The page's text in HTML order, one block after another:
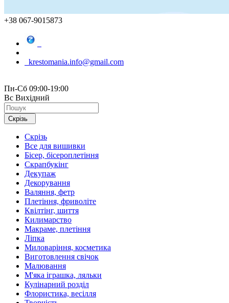
+38 067-9015873
krestomania.info@gmail.com
Пн-Сб 09:00-19:00
Вс Вихідний
Скрізь
Скрізь
Все для вишивки
Бісер, бісероплетіння
Скрапбукінг
Декупаж
Декорування
Валяння, фетр
Плетіння, фриволіте
Квілтінг, шиття
Килимарство
Макраме, плетіння
Ліпка
Миловаріння, косметика
Виготовлення свічок
Малювання
М'яка іграшка, ляльки
Кулінарний розділ
Флористика, весілля